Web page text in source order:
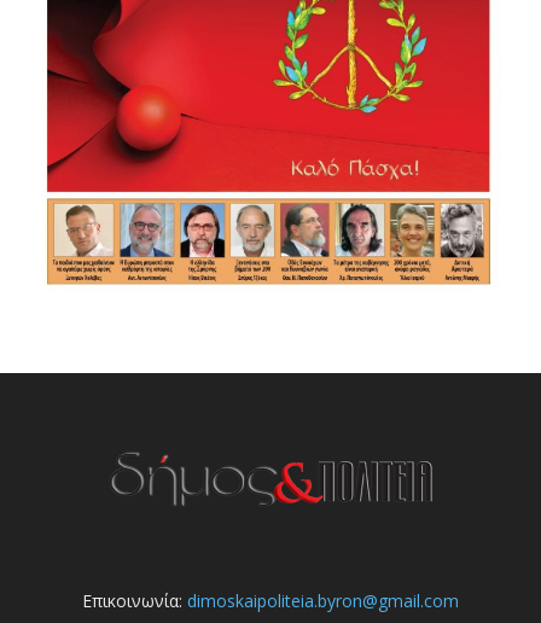
Επικοινωνία: dimoskaipoliteia.byron@gmail.com